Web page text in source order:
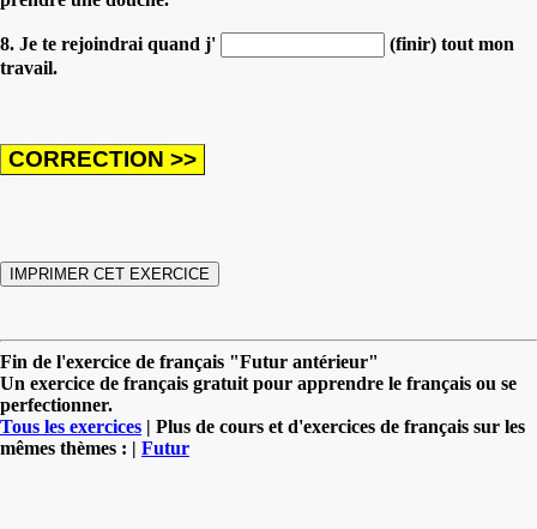
8. Je te rejoindrai quand j'
(finir) tout mon
travail.
Fin de l'exercice de français "Futur antérieur"
Un exercice de français gratuit pour apprendre le français ou se
perfectionner.
Tous les exercices | Plus de cours et d'exercices de français sur les
mêmes thèmes : | Futur